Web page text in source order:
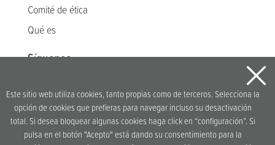
Comité de ética
Qué es
Síguenos
Idea original y desarrollo
Este sitio web utiliza cookies, tanto propias como de terceros. Selecciona la
opción de cookies que prefieras para navegar incluso su desactivación
total. Si desea bloquear algunas cookies haga click en “configuración”. Si
pulsa en el botón "Acepto" está dando su consentimiento para la